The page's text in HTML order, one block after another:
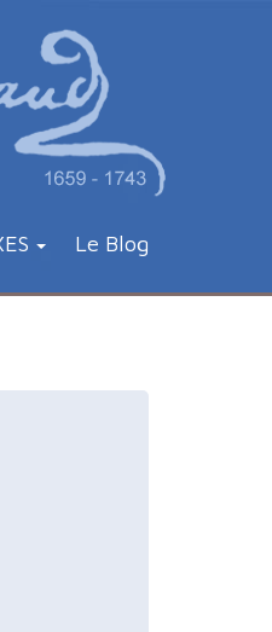
Le Blog